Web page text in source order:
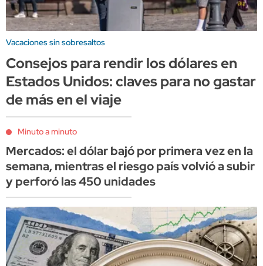
Vacaciones sin sobresaltos
Consejos para rendir los dólares en
Estados Unidos: claves para no gastar
de más en el viaje
Minuto a minuto
Mercados: el dólar bajó por primera vez en la
semana, mientras el riesgo país volvió a subir
y perforó las 450 unidades